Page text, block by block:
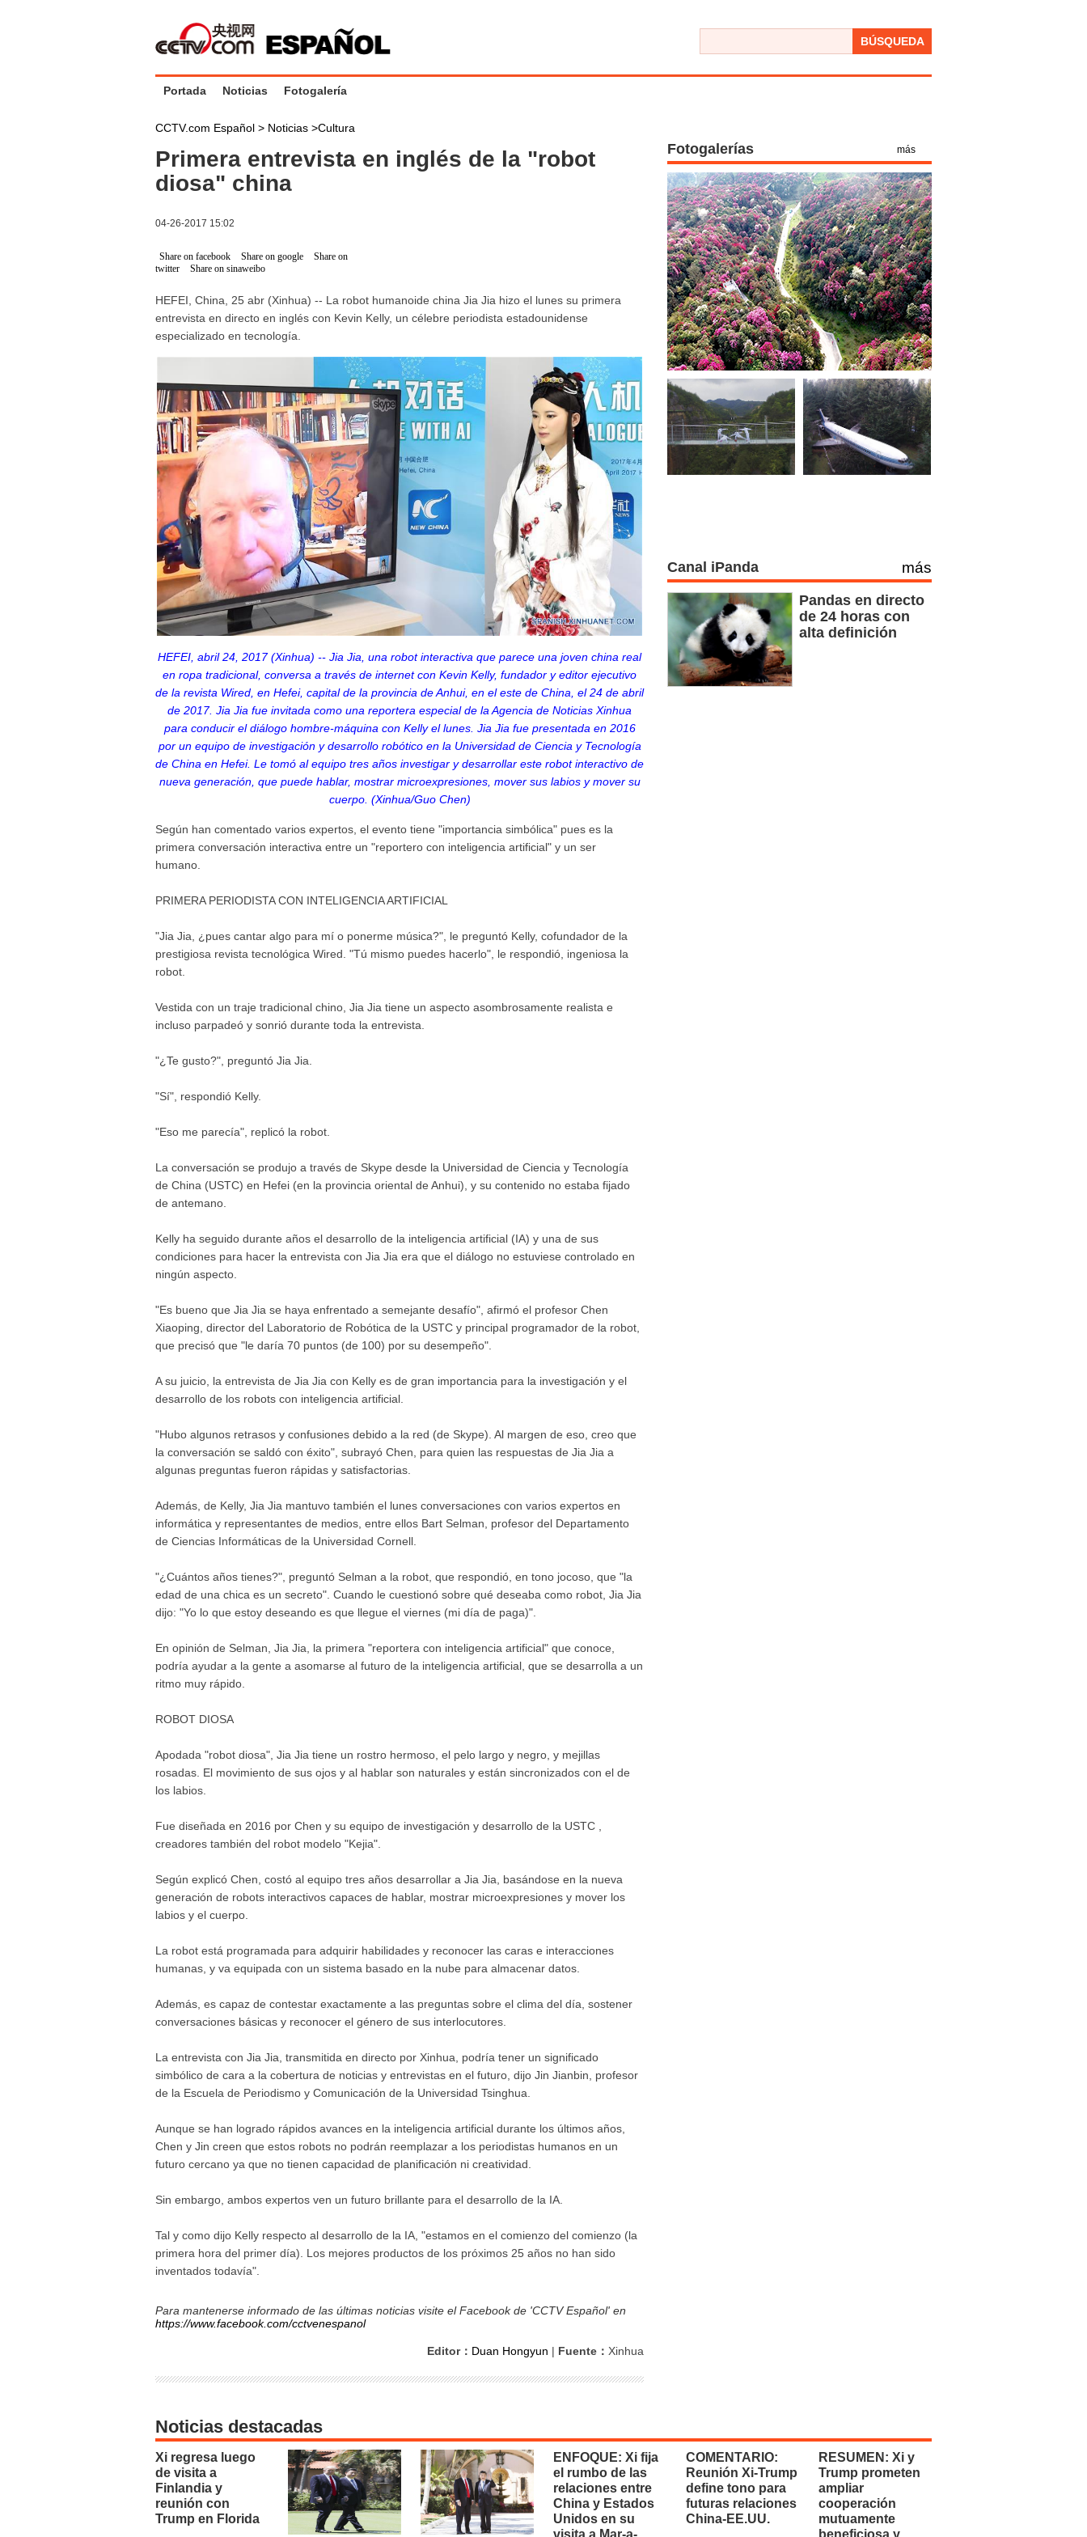
BÚSQUEDA
Portada Noticias Fotogalería
CCTV.com Español > Noticias >Cultura
Primera entrevista en inglés de la "robot
diosa" china
04-26-2017 15:02
Share on facebook Share on google
Share on
twitter
Share on sinaweibo
HEFEI, China, 25 abr (Xinhua) -- La robot humanoide china Jia Jia hizo el lunes su primera
entrevista en directo en inglés con Kevin Kelly, un célebre periodista estadounidense
especializado en tecnología.
HEFEI, abril 24, 2017 (Xinhua) -- Jia Jia, una robot interactiva que parece una joven china real
en ropa tradicional, conversa a través de internet con Kevin Kelly, fundador y editor ejecutivo
de la revista Wired, en Hefei, capital de la provincia de Anhui, en el este de China, el 24 de abril
de 2017. Jia Jia fue invitada como una reportera especial de la Agencia de Noticias Xinhua
para conducir el diálogo hombre-máquina con Kelly el lunes. Jia Jia fue presentada en 2016
por un equipo de investigación y desarrollo robótico en la Universidad de Ciencia y Tecnología
de China en Hefei. Le tomó al equipo tres años investigar y desarrollar este robot interactivo de
nueva generación, que puede hablar, mostrar microexpresiones, mover sus labios y mover su
cuerpo. (Xinhua/Guo Chen)
Según han comentado varios expertos, el evento tiene "importancia simbólica" pues es la
primera conversación interactiva entre un "reportero con inteligencia artificial" y un ser
humano.
PRIMERA PERIODISTA CON INTELIGENCIA ARTIFICIAL
"Jia Jia, ¿pues cantar algo para mí o ponerme música?", le preguntó Kelly, cofundador de la
prestigiosa revista tecnológica Wired. "Tú mismo puedes hacerlo", le respondió, ingeniosa la
robot.
Vestida con un traje tradicional chino, Jia Jia tiene un aspecto asombrosamente realista e
incluso parpadeó y sonrió durante toda la entrevista.
"¿Te gusto?", preguntó Jia Jia.
"Sí", respondió Kelly.
"Eso me parecía", replicó la robot.
La conversación se produjo a través de Skype desde la Universidad de Ciencia y Tecnología
de China (USTC) en Hefei (en la provincia oriental de Anhui), y su contenido no estaba fijado
de antemano.
Kelly ha seguido durante años el desarrollo de la inteligencia artificial (IA) y una de sus
condiciones para hacer la entrevista con Jia Jia era que el diálogo no estuviese controlado en
ningún aspecto.
"Es bueno que Jia Jia se haya enfrentado a semejante desafío", afirmó el profesor Chen
Xiaoping, director del Laboratorio de Robótica de la USTC y principal programador de la robot,
que precisó que "le daría 70 puntos (de 100) por su desempeño".
A su juicio, la entrevista de Jia Jia con Kelly es de gran importancia para la investigación y el
desarrollo de los robots con inteligencia artificial.
"Hubo algunos retrasos y confusiones debido a la red (de Skype). Al margen de eso, creo que
la conversación se saldó con éxito", subrayó Chen, para quien las respuestas de Jia Jia a
algunas preguntas fueron rápidas y satisfactorias.
Además, de Kelly, Jia Jia mantuvo también el lunes conversaciones con varios expertos en
informática y representantes de medios, entre ellos Bart Selman, profesor del Departamento
de Ciencias Informáticas de la Universidad Cornell.
"¿Cuántos años tienes?", preguntó Selman a la robot, que respondió, en tono jocoso, que "la
edad de una chica es un secreto". Cuando le cuestionó sobre qué deseaba como robot, Jia Jia
dijo: "Yo lo que estoy deseando es que llegue el viernes (mi día de paga)".
En opinión de Selman, Jia Jia, la primera "reportera con inteligencia artificial" que conoce,
podría ayudar a la gente a asomarse al futuro de la inteligencia artificial, que se desarrolla a un
ritmo muy rápido.
ROBOT DIOSA
Apodada "robot diosa", Jia Jia tiene un rostro hermoso, el pelo largo y negro, y mejillas
rosadas. El movimiento de sus ojos y al hablar son naturales y están sincronizados con el de
los labios.
Fue diseñada en 2016 por Chen y su equipo de investigación y desarrollo de la USTC ,
creadores también del robot modelo "Kejia".
Según explicó Chen, costó al equipo tres años desarrollar a Jia Jia, basándose en la nueva
generación de robots interactivos capaces de hablar, mostrar microexpresiones y mover los
labios y el cuerpo.
La robot está programada para adquirir habilidades y reconocer las caras e interacciones
humanas, y va equipada con un sistema basado en la nube para almacenar datos.
Además, es capaz de contestar exactamente a las preguntas sobre el clima del día, sostener
conversaciones básicas y reconocer el género de sus interlocutores.
La entrevista con Jia Jia, transmitida en directo por Xinhua, podría tener un significado
simbólico de cara a la cobertura de noticias y entrevistas en el futuro, dijo Jin Jianbin, profesor
de la Escuela de Periodismo y Comunicación de la Universidad Tsinghua.
Aunque se han logrado rápidos avances en la inteligencia artificial durante los últimos años,
Chen y Jin creen que estos robots no podrán reemplazar a los periodistas humanos en un
futuro cercano ya que no tienen capacidad de planificación ni creatividad.
Sin embargo, ambos expertos ven un futuro brillante para el desarrollo de la IA.
Tal y como dijo Kelly respecto al desarrollo de la IA, "estamos en el comienzo del comienzo (la
primera hora del primer día). Los mejores productos de los próximos 25 años no han sido
inventados todavía".
Para mantenerse informado de las últimas noticias visite el Facebook de 'CCTV Español' en
https://www.facebook.com/cctvenespanol
Editor： Duan Hongyun | Fuente： Xinhua
Fotogalerías más
Canal iPanda más
Pandas en directo
de 24 horas con
alta definición
Noticias destacadas
Xi regresa luego
de visita a
Finlandia y
reunión con
Trump en Florida
ENFOQUE: Xi fija
el rumbo de las
relaciones entre
China y Estados
Unidos en su
visita a Mar-a-
COMENTARIO:
Reunión Xi-Trump
define tono para
futuras relaciones
China-EE.UU.
RESUMEN: Xi y
Trump prometen
ampliar
cooperación
mutuamente
beneficiosa y